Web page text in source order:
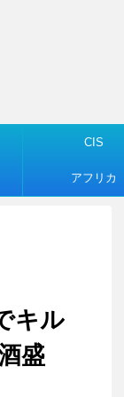
CIS
アフリカ
キル
盛